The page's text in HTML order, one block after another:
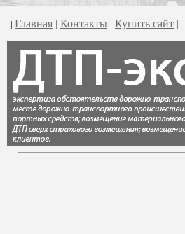
| Главная | Контакты | Купить сайт |